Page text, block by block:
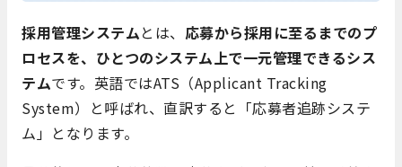
採用管理システムとは、 応募から採用に至るまでのプ
ロセスを、ひとつのシステム上で一元管理できるシス
テムです。英語ではATS（Applicant Tracking
System）と呼ばれ、直訳すると「応募者追跡システ
ム」となります。